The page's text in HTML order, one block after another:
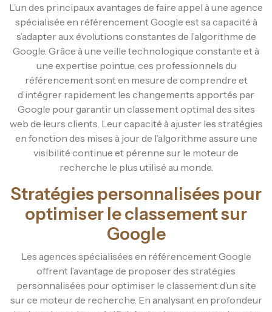
L’un des principaux avantages de faire appel à une agence
spécialisée en référencement Google est sa capacité à
s’adapter aux évolutions constantes de l’algorithme de
Google. Grâce à une veille technologique constante et à
une expertise pointue, ces professionnels du
référencement sont en mesure de comprendre et
d’intégrer rapidement les changements apportés par
Google pour garantir un classement optimal des sites
web de leurs clients. Leur capacité à ajuster les stratégies
en fonction des mises à jour de l’algorithme assure une
visibilité continue et pérenne sur le moteur de
recherche le plus utilisé au monde.
Stratégies personnalisées pour
optimiser le classement sur
Google
Les agences spécialisées en référencement Google
offrent l’avantage de proposer des stratégies
personnalisées pour optimiser le classement d’un site
sur ce moteur de recherche. En analysant en profondeur